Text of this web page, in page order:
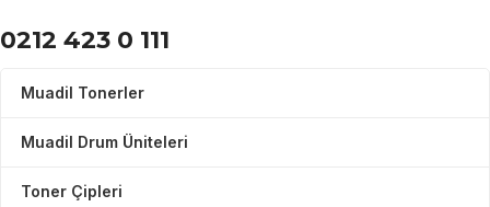
0212 423 0 111
Muadil Tonerler
Muadil Drum Üniteleri
Toner Çipleri